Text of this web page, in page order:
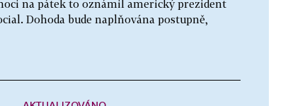
na pátek to oznámil americký prezident
Dohoda bude naplňována postupně,